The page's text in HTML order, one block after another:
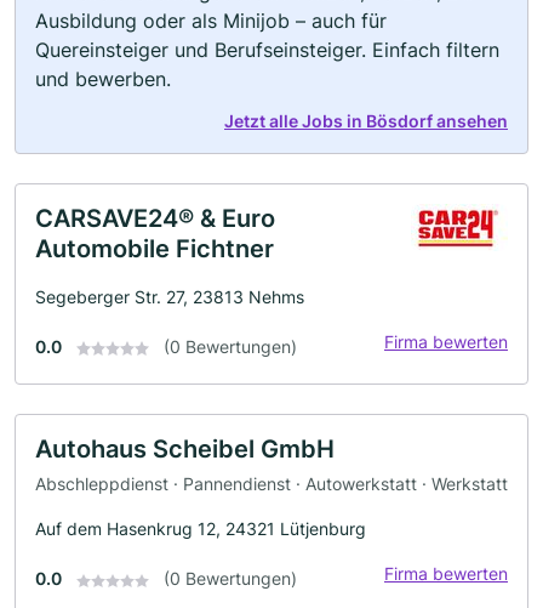
Ausbildung oder als Minijob – auch für
Quereinsteiger und Berufseinsteiger. Einfach filtern
und bewerben.
Jetzt alle Jobs in Bösdorf ansehen
CARSAVE24® & Euro
Automobile Fichtner
Segeberger Str. 27, 23813 Nehms
0.0 (0 Bewertungen) Firma bewerten
Autohaus Scheibel GmbH
Abschleppdienst · Pannendienst · Autowerkstatt · Werkstatt
Auf dem Hasenkrug 12, 24321 Lütjenburg
0.0 (0 Bewertungen) Firma bewerten